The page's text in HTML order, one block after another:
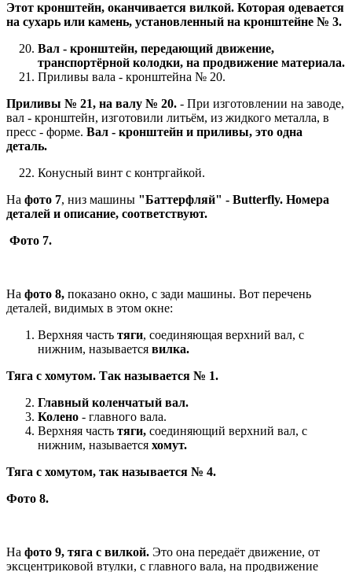
Этот кронштейн, оканчивается вилкой. Которая одевается
на сухарь или камень, установленный на кронштейне № 3.
Вал - кронштейн, передающий движение,
транспортёрной колодки, на продвижение материала.
Приливы вала - кронштейна № 20.
Приливы № 21, на валу № 20. - При изготовлении на заводе,
вал - кронштейн, изготовили литьём, из жидкого металла, в
пресс - форме. Вал - кронштейн и приливы, это одна
деталь.
Конусный винт с контргайкой.
На фото 7, низ машины "Баттерфляй" - Butterfly. Номера
деталей и описание, соответствуют.
Фото 7.
На фото 8, показано окно, с зади машины. Вот перечень
деталей, видимых в этом окне:
Верхняя часть тяги, соединяющая верхний вал, с
нижним, называется вилка.
Тяга с хомутом. Так называется № 1.
Главный коленчатый вал.
Колено - главного вала.
Верхняя часть тяги, соединяющий верхний вал, с
нижним, называется хомут.
Тяга с хомутом, так называется № 4.
Фото 8.
На фото 9, тяга с вилкой. Это она передаёт движение, от
эксцентриковой втулки, с главного вала, на продвижение